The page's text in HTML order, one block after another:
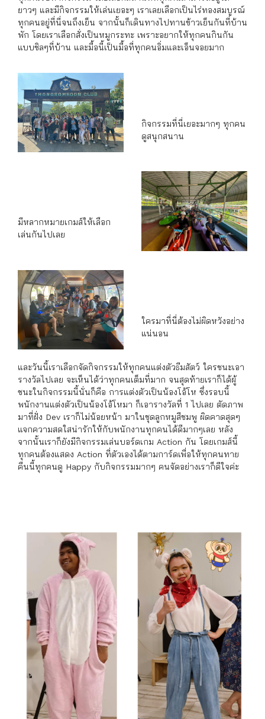
ยาวๆ และมีกิจกรรมให้เล่นเยอะๆ เราเลยเลือกเป็นไร่ทองสมบูรณ์
ทุกคนอยู่ที่นี่จนถึงเย็น จากนั้นก็เดินทางไปทานข้าวเย็นกันที่บ้าน
พัก โดยเราเลือกสั่งเป็นหมูกระทะ เพราะอยากให้ทุกคนกินกัน
แบบชิลๆที่บ้าน และมื้อนี้เป็นมื้อที่ทุกคนอิ่มและเอ็นจอยมาก
กิจกรรมที่นี่เยอะมากๆ ทุกคน
ดูสนุกสนาน
มีหลากหมายเกมส์ให้เลือก
เล่นกันไปเลย
ใครมาที่นี่ต้องไม่ผิดหวังอย่าง
แน่นอน
และวันนี้เราเลือกจัดกิจกรรมให้ทุกคนแต่งตัวธีมสัตว์ ใครชนะเอา
รางวัลไปเลย จะเห็นได้ว่าทุกคนเต็มที่มาก จนสุดท้ายเราก็ได้ผู้
ชนะในกิจกรรมนี้นั่นก็คือ การแต่งตัวเป็นน้องโอ้โห ซึ่งรอบนี้
พนักงานแต่งตัวเป็นน้องโอ้โหมา ก็เอารางวัลที่ 1 ไปเลย ตัดภาพ
มาที่ฝั่ง Dev เราก็ไม่น้อยหน้า มาในชุดลูกหมูสีชมพู ผิดคาดสุดๆ
แจกความสดใสน่ารักให้กับพนักงานทุกคนได้ดีมากๆเลย หลัง
จากนั้นเราก็ยังมีกิจกรรมเล่นบอร์ดเกม Action กัน โดยเกมส์นี้
ทุกคนต้องแสดง Action ที่ตัวเองได้ตามการ์ดเพื่อให้ทุกคนทาย
คืนนี้ทุกคนดู Happy กับกิจกรรมมากๆ คนจัดอย่างเราก็ดีใจค่ะ